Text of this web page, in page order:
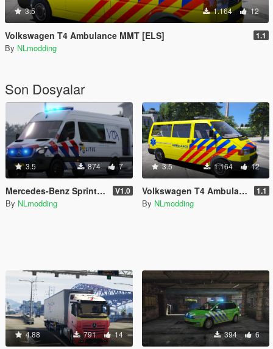
3.5 1.164 12
Volkswagen T4 Ambulance MMT [ELS] 1.1
By NLmodding
Son Dosyalar
3.5 874 7
Mercedes-Benz Sprinter Politie VOA [ELS] [OOV] V1.0
By NLmodding
3.5 1.164 12
Volkswagen T4 Ambulance MMT [ELS] 1.1
By NLmodding
4.88 791 14 394 6